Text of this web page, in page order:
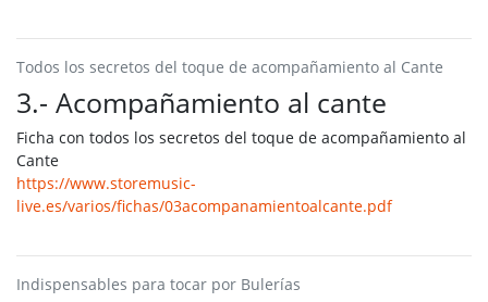
Todos los secretos del toque de acompañamiento al Cante
3.- Acompañamiento al cante
Ficha con todos los secretos del toque de acompañamiento al
Cante
https://www.storemusic-
live.es/varios/fichas/03acompanamientoalcante.pdf
Indispensables para tocar por Bulerías